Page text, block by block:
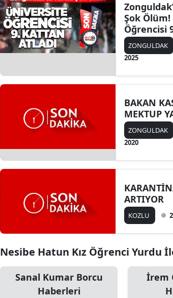
Şok
Öğrencisi
Atladı
ZONGULDAK
2025
BAKAN
MEKTUP
ZONGULDAK
2020
ARTIYOR
KOZLU
Nesibe Hatun Kız Öğrenci Yurdu
Sanal Kumar Borcu
Haberleri
İrem